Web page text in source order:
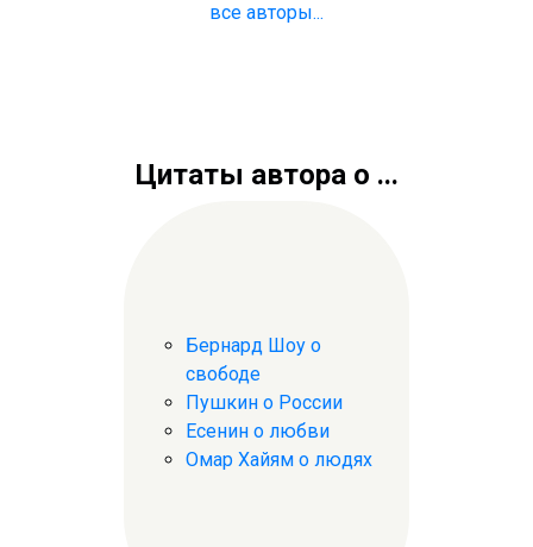
все авторы...
Цитаты автора о ...
Бернард Шоу о
свободе
Пушкин о России
Есенин о любви
Омар Хайям о людях